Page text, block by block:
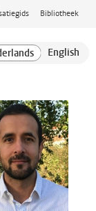
Bibliotheek